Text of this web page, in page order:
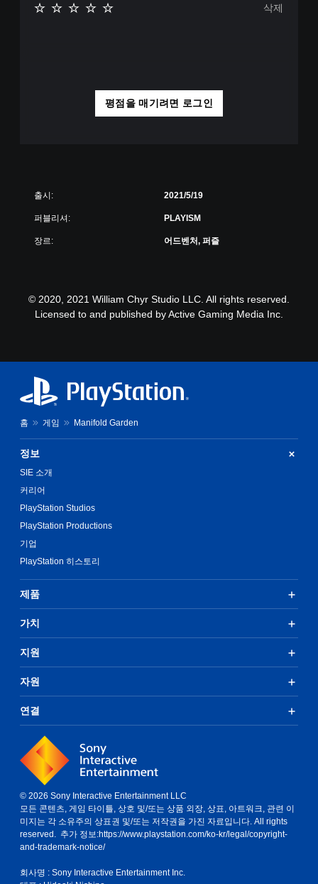
평점을 매기려면 로그인
삭제
출시: 2021/5/19
퍼블리셔: PLAYISM
장르: 어드벤처, 퍼즐
© 2020, 2021 William Chyr Studio LLC. All rights reserved.
Licensed to and published by Active Gaming Media Inc.
홈 게임 Manifold Garden
정보
SIE 소개
커리어
PlayStation Studios
PlayStation Productions
기업
PlayStation 히스토리
제품
가치
지원
자원
연결
© 2026 Sony Interactive Entertainment LLC
모든 콘텐츠, 게임 타이틀, 상호 및/또는 상품 외장, 상표, 아트워크, 관련 이
미지는 각 소유주의 상표권 및/또는 저작권을 가진 자료입니다. All rights
reserved. 추가 정보:https://www.playstation.com/ko-kr/legal/copyright-
and-trademark-notice/
회사명 : Sony Interactive Entertainment Inc.